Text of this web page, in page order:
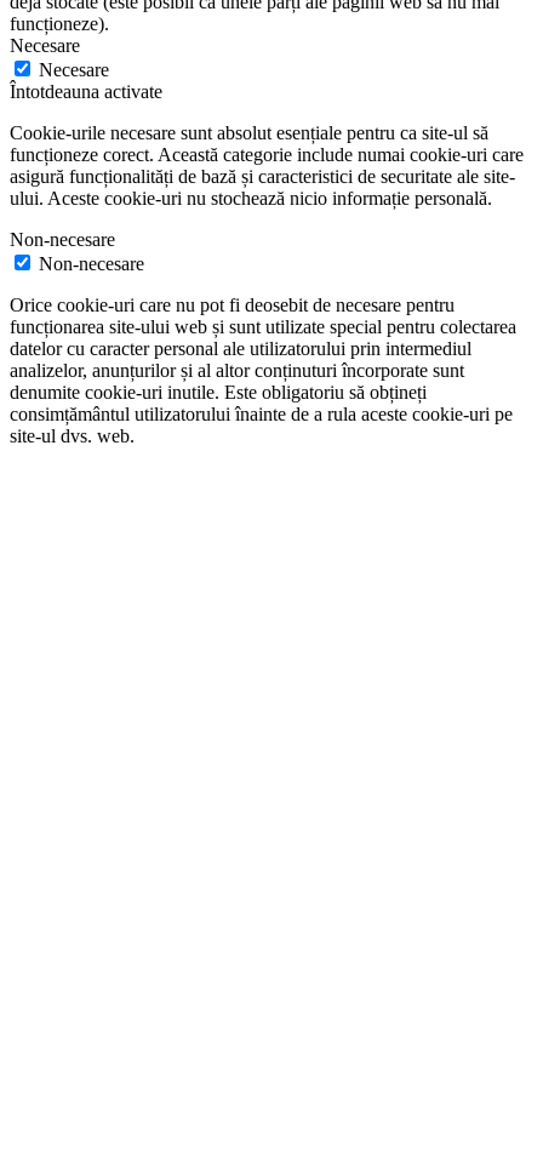
funcționeze).
Necesare
Necesare
Întotdeauna activate
Cookie-urile necesare sunt absolut esențiale pentru ca site-ul să
funcționeze corect. Această categorie include numai cookie-uri care
asigură funcționalități de bază și caracteristici de securitate ale site-
ului. Aceste cookie-uri nu stochează nicio informație personală.
Non-necesare
Non-necesare
Orice cookie-uri care nu pot fi deosebit de necesare pentru
funcționarea site-ului web și sunt utilizate special pentru colectarea
datelor cu caracter personal ale utilizatorului prin intermediul
analizelor, anunțurilor și al altor conținuturi încorporate sunt
denumite cookie-uri inutile. Este obligatoriu să obțineți
consimțământul utilizatorului înainte de a rula aceste cookie-uri pe
site-ul dvs. web.